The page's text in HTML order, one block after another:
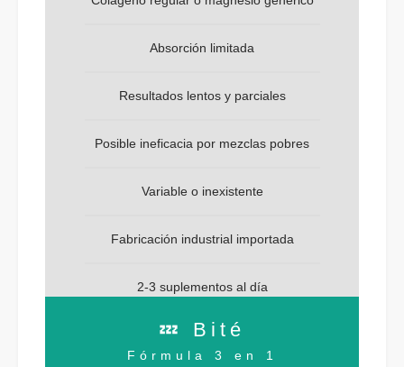
Absorción limitada
Resultados lentos y parciales
Posible ineficacia por mezclas pobres
Variable o inexistente
Fabricación industrial importada
2-3 suplementos al día
💤 Bité
Fórmula 3 en 1